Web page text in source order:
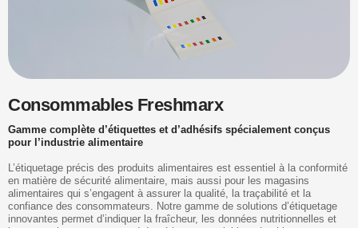
Consommables Freshmarx
Gamme complète d’étiquettes et d’adhésifs spécialement conçus
pour l’industrie alimentaire
L’étiquetage précis des produits alimentaires est essentiel à la conformité
en matière de sécurité alimentaire, mais aussi pour les magasins
alimentaires qui s’engagent à assurer la qualité, la traçabilité et la
confiance des consommateurs. Notre gamme de solutions d’étiquetage
innovantes permet d’indiquer la fraîcheur, les données nutritionnelles et